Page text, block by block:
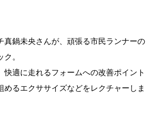
真鍋未央さんが、頑張る市民ランナーの
。
快適に走れるフォームへの改善ポイント
めるエクササイズなどをレクチャーしま